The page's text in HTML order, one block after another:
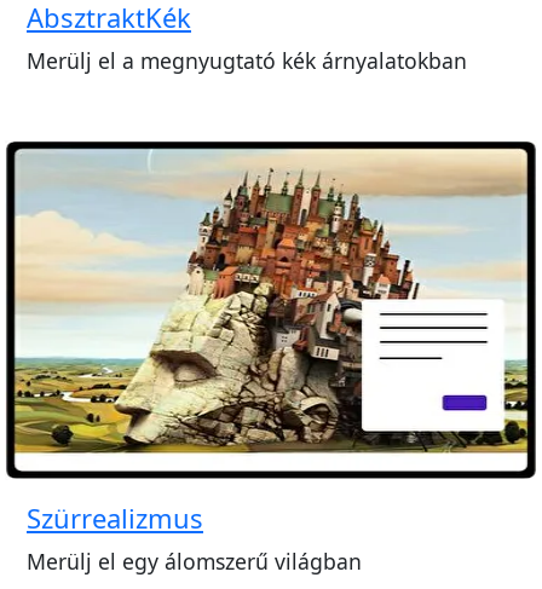
AbsztraktKék
Merülj el a megnyugtató kék árnyalatokban
Szürrealizmus
Merülj el egy álomszerű világban